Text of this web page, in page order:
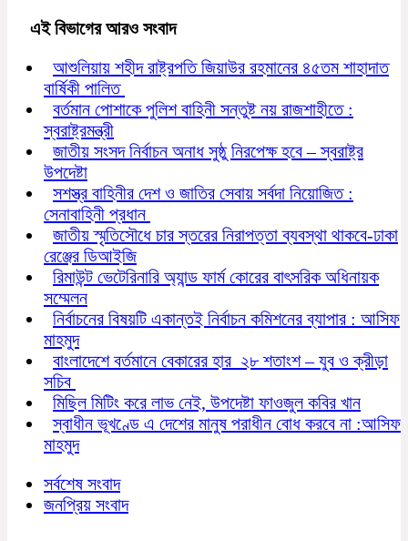
এই বিভাগের আরও সংবাদ
আশুলিয়ায় শহীদ রাষ্ট্রপতি জিয়াউর রহমানের ৪৫তম শাহাদাত
বার্ষিকী পালিত
বর্তমান পোশাকে পুলিশ বাহিনী সন্তুষ্ট নয় রাজশাহীতে :
স্বরাষ্ট্রমন্ত্রী
জাতীয় সংসদ নির্বাচন অনাধ সুষ্ঠু নিরপেক্ষ হবে – স্বরাষ্ট্র
উপদেষ্টা
সশস্ত্র বাহিনীর দেশ ও জাতির সেবায় সর্বদা নিয়োজিত :
সেনাবাহিনী প্রধান
জাতীয় স্মৃতিসৌধে চার স্তরের নিরাপত্তা ব্যবস্থা থাকবে-ঢাকা
রেঞ্জের ডিআইজি
রিমাউন্ট ভেটেরিনারি অ্যান্ড ফার্ম কোরের বাৎসরিক অধিনায়ক
সম্মেলন
নির্বাচনের বিষয়টি একান্তই নির্বাচন কমিশনের ব্যাপার : আসিফ
মাহমুদ
বাংলাদেশে বর্তমানে বেকারের হার ২৮ শতাংশ – যুব ও ক্রীড়া
সচিব
মিছিল মিটিং করে লাভ নেই, উপদেষ্টা ফাওজুল কবির খান
স্বাধীন ভূখণ্ডে এ দেশের মানুষ পরাধীন বোধ করবে না :আসিফ
মাহমুদ
সর্বশেষ সংবাদ
জনপ্রিয় সংবাদ